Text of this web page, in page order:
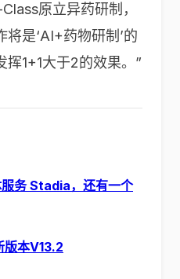
原立异药研制，
是‘AI+药物研制’的
1+1大于2的效果。”
务 Stadia，还有一个
版本V13.2